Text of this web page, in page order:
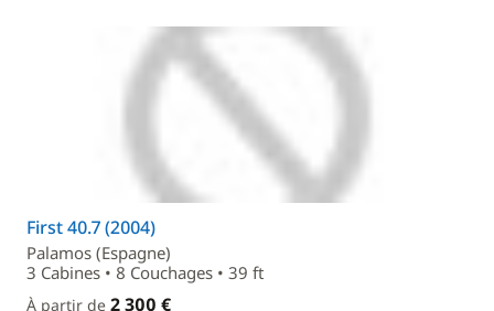
First 40.7 (2004)
Palamos (Espagne)
3 Cabines • 8 Couchages • 39 ft
À partir de 2 300 €